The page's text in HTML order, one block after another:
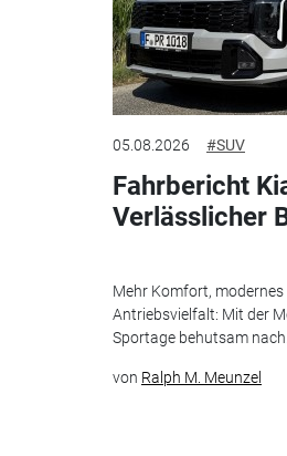
05.08.2026 #SUV
Fahrbericht
Verlässlicher
Mehr Komfort,
Antriebsvielfalt: Mit der
Sportage behutsam
von Ralph M. Meunzel